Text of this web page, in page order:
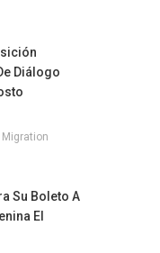
Diálogo
Su Boleto A
El